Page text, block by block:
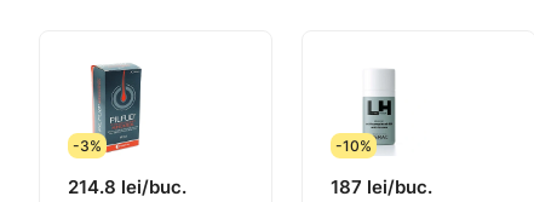
-3%
214.8 lei/buc.
-10%
187 lei/buc.